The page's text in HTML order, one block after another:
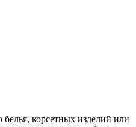
белья, корсетных изделий или